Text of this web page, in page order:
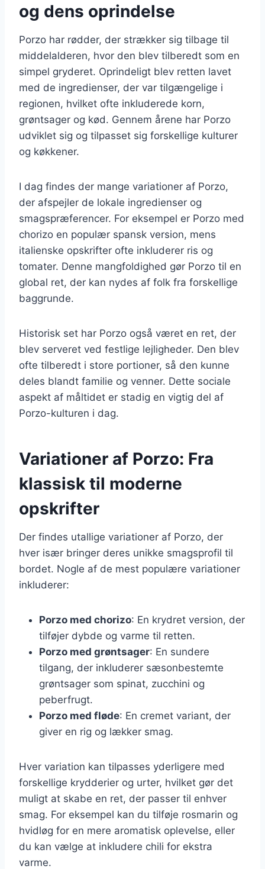
og dens oprindelse
Porzo har rødder, der strækker sig tilbage til
middelalderen, hvor den blev tilberedt som en
simpel gryderet. Oprindeligt blev retten lavet
med de ingredienser, der var tilgængelige i
regionen, hvilket ofte inkluderede korn,
grøntsager og kød. Gennem årene har Porzo
udviklet sig og tilpasset sig forskellige kulturer
og køkkener.
I dag findes der mange variationer af Porzo,
der afspejler de lokale ingredienser og
smagspræferencer. For eksempel er Porzo med
chorizo en populær spansk version, mens
italienske opskrifter ofte inkluderer ris og
tomater. Denne mangfoldighed gør Porzo til en
global ret, der kan nydes af folk fra forskellige
baggrunde.
Historisk set har Porzo også været en ret, der
blev serveret ved festlige lejligheder. Den blev
ofte tilberedt i store portioner, så den kunne
deles blandt familie og venner. Dette sociale
aspekt af måltidet er stadig en vigtig del af
Porzo-kulturen i dag.
Variationer af Porzo: Fra
klassisk til moderne
opskrifter
Der findes utallige variationer af Porzo, der
hver især bringer deres unikke smagsprofil til
bordet. Nogle af de mest populære variationer
inkluderer:
Porzo med chorizo: En krydret version, der
tilføjer dybde og varme til retten.
Porzo med grøntsager: En sundere
tilgang, der inkluderer sæsonbestemte
grøntsager som spinat, zucchini og
peberfrugt.
Porzo med fløde: En cremet variant, der
giver en rig og lækker smag.
Hver variation kan tilpasses yderligere med
forskellige krydderier og urter, hvilket gør det
muligt at skabe en ret, der passer til enhver
smag. For eksempel kan du tilføje rosmarin og
hvidløg for en mere aromatisk oplevelse, eller
du kan vælge at inkludere chili for ekstra
varme.